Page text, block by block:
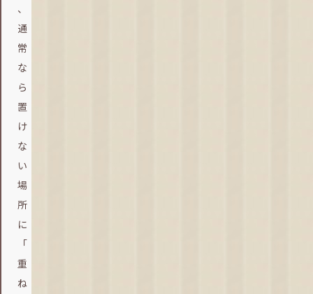
、
通
常
な
ら
置
け
な
い
場
所
に
「
重
ね